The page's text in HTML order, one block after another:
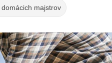
domácich majstrov